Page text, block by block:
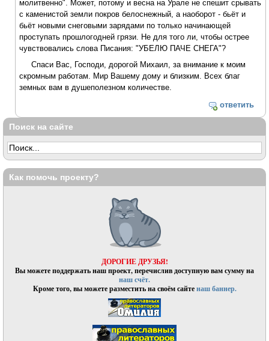
молитвенно". Может, потому и весна на Урале не спешит срывать
с каменистой земли покров белоснежный, а наоборот - бьёт и
бьёт новыми снеговыми зарядами по только начинающей
проступать прошлогодней грязи. Не для того ли, чтобы острее
чувствовались слова Писания: "УБЕЛЮ ПАЧЕ СНЕГА"?
Спаси Вас, Господи, дорогой Михаил, за внимание к моим
скромным работам. Мир Вашему дому и близким. Всех благ
земных вам в душеполезном количестве.
ответить
Поиск на сайте
Как помочь проекту?
ДОРОГИЕ ДРУЗЬЯ!
Вы можете поддержать наш проект, перечислив доступную вам сумму на
наш счёт.
Кроме того, вы можете разместить на своём сайтенаш баннер.